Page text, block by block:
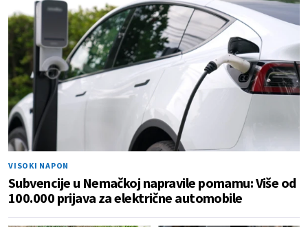
VISOKI NAPON
Subvencije u Nemačkoj napravile pomamu: Više od
100.000 prijava za električne automobile